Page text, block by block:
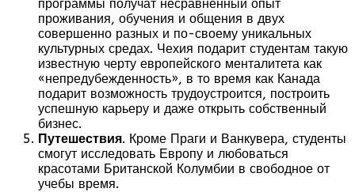
программы получат несравненный опыт
проживания, обучения и общения в двух
совершенно разных и по-своему уникальных
культурных средах. Чехия подарит студентам такую
известную черту европейского менталитета как
«непредубежденность», в то время как Канада
подарит возможность трудоустроится, построить
успешную карьеру и даже открыть собственный
бизнес.
Путешествия. Кроме Праги и Ванкувера, студенты
смогут исследовать Европу и любоваться
красотами Британской Колумбии в свободное от
учебы время.